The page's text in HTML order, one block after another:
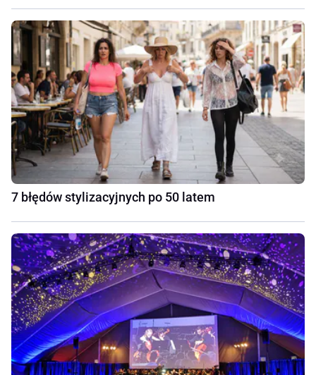
7 błędów stylizacyjnych po 50 latem